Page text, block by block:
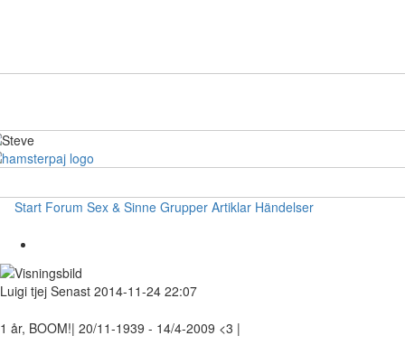
Start Forum Sex & Sinne Grupper Artiklar Händelser
Luigi tjej Senast 2014-11-24 22:07
1 år, BOOM!| 20/11-1939 - 14/4-2009 <3 |